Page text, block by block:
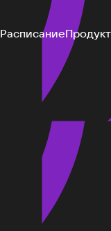
Расписание